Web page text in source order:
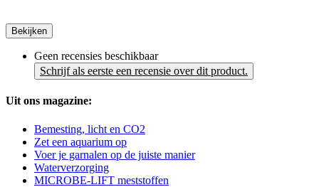
Bekijken
Geen recensies beschikbaar
Schrijf als eerste een recensie over dit product.
Uit ons magazine:
Bemesting, licht en CO2
Zet een aquarium op
Voer je garnalen op de juiste manier
Waterverzorging
MICROBE-LIFT meststoffen